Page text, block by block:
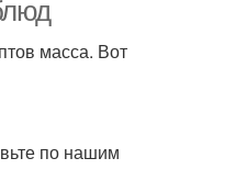
масса. Вот
по нашим